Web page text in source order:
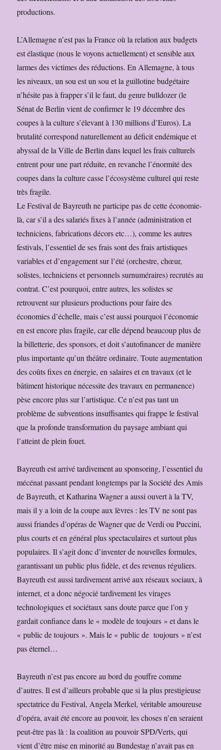
productions.
L’Allemagne n’est pas la France où la relation aux budgets
est élastique (nous le voyons actuellement) et sensible aux
larmes des victimes des réductions. En Allemagne, à tous
les niveaux, un sou est un sou et la guillotine budgétaire
n’hésite pas à frapper s’il le faut, du genre bulldozer (le
Sénat de Berlin vient de confirmer le 19 décembre des
coupes à la culture s’élevant à 130 millions d’Euros). La
brutalité correspond naturellement au déficit endémique et
abyssal de la Ville de Berlin dans lequel les frais culturels
entrent pour une part réduite, en revanche l’énormité des
coupes dans la culture casse l’écosystème culturel qui reste
très fragile.
Le Festival de Bayreuth ne participe pas de cette économie-
là, car s’il a des salariés fixes à l’année (administration et
techniciens, fabrications décors etc…), comme les autres
festivals, l’essentiel de ses frais sont des frais artistiques
variables et d’engagement sur l’été (orchestre, chœur,
solistes, techniciens et personnels surnuméraires) recrutés au
contrat. C’est pourquoi, entre autres, les solistes se
retrouvent sur plusieurs productions pour faire des
économies d’échelle, mais c’est aussi pourquoi l’économie
en est encore plus fragile, car elle dépend beaucoup plus de
la billetterie, des sponsors, et doit s’autofinancer de manière
plus importante qu’un théâtre ordinaire. Toute augmentation
des coûts fixes en énergie, en salaires et en travaux (et le
bâtiment historique nécessite des travaux en permanence)
pèse encore plus sur l’artistique. Ce n’est pas tant un
problème de subventions insuffisantes qui frappe le festival
que la profonde transformation du paysage ambiant qui
l’atteint de plein fouet.
Bayreuth est arrivé tardivement au sponsoring, l’essentiel du
mécénat passant pendant longtemps par la Société des Amis
de Bayreuth, et Katharina Wagner a aussi ouvert à la TV,
mais il y a loin de la coupe aux lèvres : les TV ne sont pas
aussi friandes d’opéras de Wagner que de Verdi ou Puccini,
plus courts et en général plus spectaculaires et surtout plus
populaires. Il s’agit donc d’inventer de nouvelles formules,
garantissant un public plus fidèle, et des revenus réguliers.
Bayreuth est aussi tardivement arrivé aux réseaux sociaux, à
internet, et a donc négocié tardivement les virages
technologiques et sociétaux sans doute parce que l’on y
gardait confiance dans le « modèle de toujours » et dans le
« public de toujours ». Mais le « public de toujours » n’est
pas éternel…
Bayreuth n’est pas encore au bord du gouffre comme
d’autres. Il est d’ailleurs probable que si la plus prestigieuse
spectatrice du Festival, Angela Merkel, véritable amoureuse
d’opéra, avait été encore au pouvoir, les choses n’en seraient
peut-être pas là : la coalition au pouvoir SPD/Verts, qui
vient d’être mise en minorité au Bundestag n’avait pas en